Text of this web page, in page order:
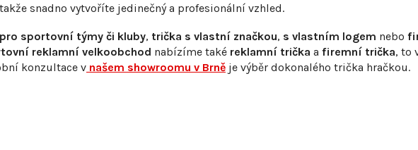
snadno vytvoříte jedinečný a profesionální vzhled.
pro sportovní týmy či kluby, trička s vlastní značkou, s vlastním logem nebo
reklamní velkoobchod nabízíme také reklamní trička a firemní trička, to
konzultace v našem showroomu v Brně je výběr dokonalého trička hračkou.